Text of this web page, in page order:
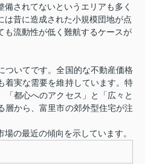
されてないというエリアも多く
は昔に造成された小規模団地が点
も流動性が低く難航するケースが
ついてです。全国的な不動産価格
着実な需要を維持しています。特
「都心へのアクセス」と「広々と
層から、富里市の郊外型住宅が注
の最近の傾向を示しています。